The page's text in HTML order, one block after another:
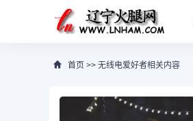
首页 >> 无线电爱好者相关内容